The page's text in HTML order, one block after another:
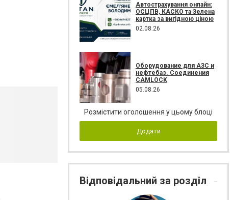
Автострахування онлайн:
ОСЦПВ, КАСКО та Зелена
картка за вигідною ціною
02.08.26
Оборудование для АЗС и
нефтебаз. Соединения
CAMLOCK
05.08.26
Розмістити оголошення у цьому блоці
Додати
Відповідальний за розділ